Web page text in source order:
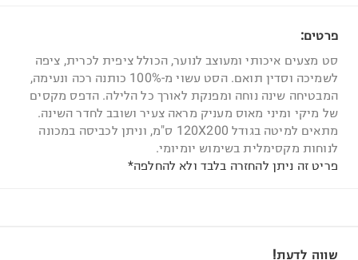
פרטים:
סט מצעים איכותי ומעוצב לנוער, הכולל ציפית לכרית, ציפה
לשמיכה וסדין תואם. הסט עשוי מ-100% כותנה רכה ונעימה,
המבטיחה שינה נוחה ומפנקת לאורך כל הלילה. הדפס מקסים
של מיקי ומיני מאוס מעניק מראה צעיר ושובב לחדר השינה.
מתאים למיטה בגודל 120X200 ס"מ, וניתן לכביסה במכונה
לנוחות מקסימלית בשימוש יומיומי.
פריט זה ניתן להחזרה בלבד ולא להחלפה*
שווה לדעת!